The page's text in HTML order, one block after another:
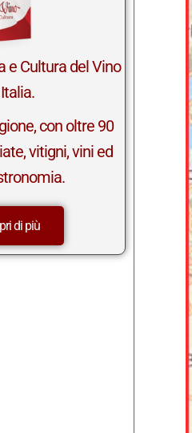
e Cultura del Vino
con oltre 90
vitigni, vini ed
di più